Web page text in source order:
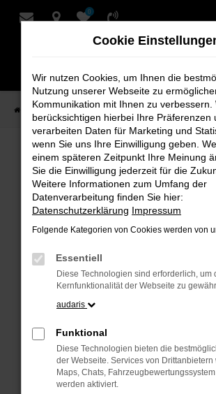
Zum
0
Startseite Verkauf Fahrzeug-Showroom
Fahrzeug-
Beim Laden ist ein Fehler
Hier sind ein paar Tipps, die dir
Überprüfe deine Firewall und
Internetverbindung.
Laden andere Webseiten, zum
deine Suchmaschine?
Prüfe deine
Cookie
Wir nutzen Cookies, um Ihnen die
Nutzung unserer Webseite zu
Kommunikation mit Ihnen zu verbessern.
berücksichtigen hierbei Ihre Präferenzen
verarbeiten Daten für Marketing und
wenn Sie uns Ihre Einwilligung geben.
einem späteren Zeitpunkt Ihre Meinung
Sie die Einwilligung jederzeit für die
Weitere Informationen zum Umfang der
Datenverarbeitung finden Sie hier:
Datenschutzerklärung Impressum
Folgende Kategorien von Cookies werden von
Essentiell
Diese Technologien sind erforderlich, um
Kernfunktionalität der Webseite zu
audaris
Funktional
Diese Technologien bieten die
der Webseite. Services von Drittanbietern
Maps, Chats,
werden aktiviert.